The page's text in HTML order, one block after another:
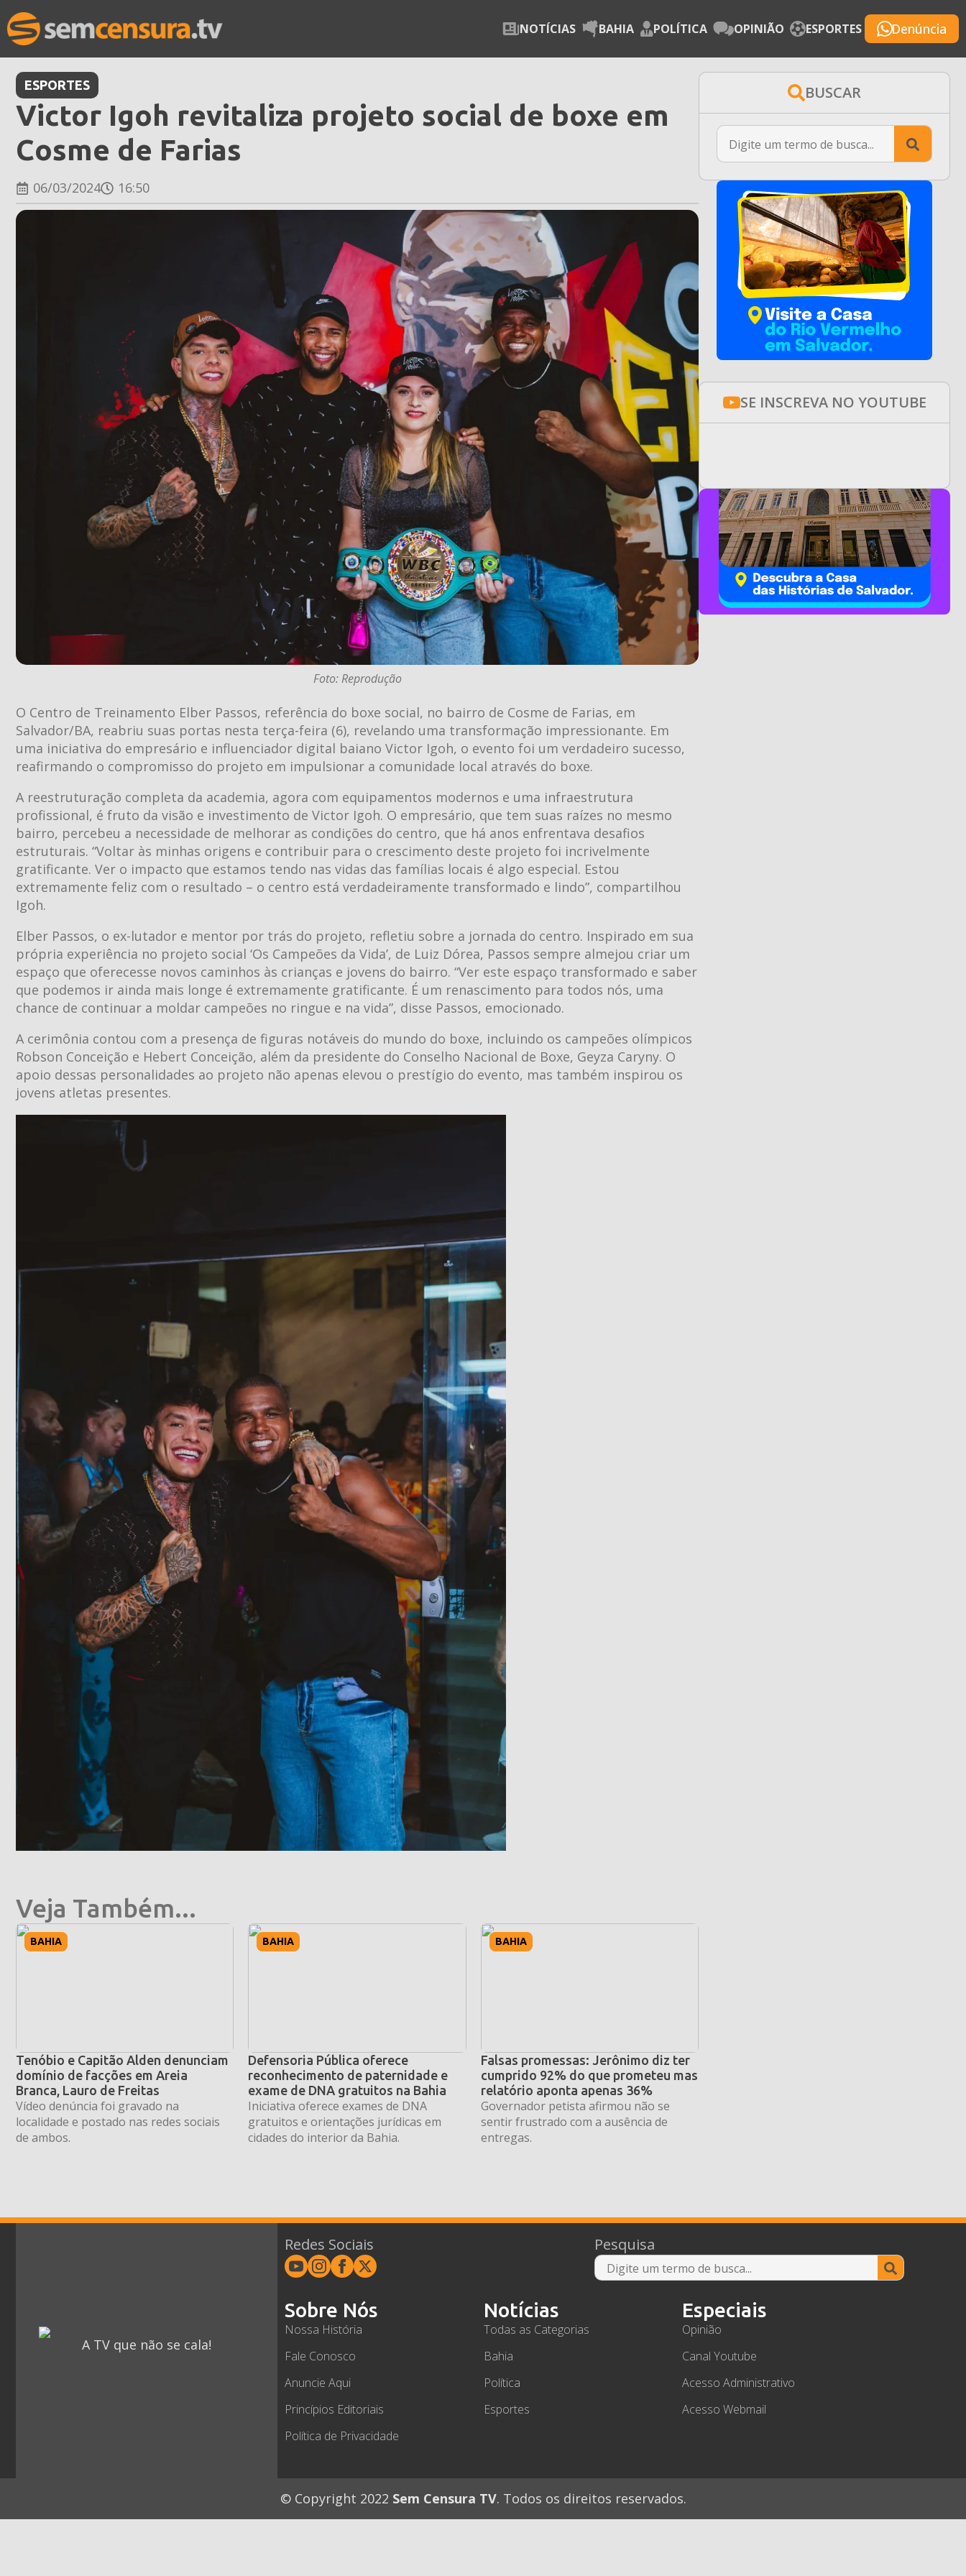
NOTÍCIAS BAHIA POLÍTICA OPINIÃO ESPORTES Denúncia
ESPORTES
Victor Igoh revitaliza projeto social de boxe em
Cosme de Farias
06/03/2024 16:50
Foto: Reprodução
O Centro de Treinamento Elber Passos, referência do boxe social, no bairro de Cosme de Farias, em
Salvador/BA, reabriu suas portas nesta terça-feira (6), revelando uma transformação impressionante. Em
uma iniciativa do empresário e influenciador digital baiano Victor Igoh, o evento foi um verdadeiro sucesso,
reafirmando o compromisso do projeto em impulsionar a comunidade local através do boxe.
A reestruturação completa da academia, agora com equipamentos modernos e uma infraestrutura
profissional, é fruto da visão e investimento de Victor Igoh. O empresário, que tem suas raízes no mesmo
bairro, percebeu a necessidade de melhorar as condições do centro, que há anos enfrentava desafios
estruturais. “Voltar às minhas origens e contribuir para o crescimento deste projeto foi incrivelmente
gratificante. Ver o impacto que estamos tendo nas vidas das famílias locais é algo especial. Estou
extremamente feliz com o resultado – o centro está verdadeiramente transformado e lindo”, compartilhou
Igoh.
Elber Passos, o ex-lutador e mentor por trás do projeto, refletiu sobre a jornada do centro. Inspirado em sua
própria experiência no projeto social ‘Os Campeões da Vida’, de Luiz Dórea, Passos sempre almejou criar um
espaço que oferecesse novos caminhos às crianças e jovens do bairro. “Ver este espaço transformado e saber
que podemos ir ainda mais longe é extremamente gratificante. É um renascimento para todos nós, uma
chance de continuar a moldar campeões no ringue e na vida”, disse Passos, emocionado.
A cerimônia contou com a presença de figuras notáveis do mundo do boxe, incluindo os campeões olímpicos
Robson Conceição e Hebert Conceição, além da presidente do Conselho Nacional de Boxe, Geyza Caryny. O
apoio dessas personalidades ao projeto não apenas elevou o prestígio do evento, mas também inspirou os
jovens atletas presentes.
Veja Também...
BAHIA
Tenóbio e Capitão Alden denunciam
domínio de facções em Areia
Branca, Lauro de Freitas
Vídeo denúncia foi gravado na
localidade e postado nas redes sociais
de ambos.
BAHIA
Defensoria Pública oferece
reconhecimento de paternidade e
exame de DNA gratuitos na Bahia
Iniciativa oferece exames de DNA
gratuitos e orientações jurídicas em
cidades do interior da Bahia.
BAHIA
Falsas promessas: Jerônimo diz ter
cumprido 92% do que prometeu mas
relatório aponta apenas 36%
Governador petista afirmou não se
sentir frustrado com a ausência de
entregas.
BUSCAR
for:
SE INSCREVA NO YOUTUBE
A TV que não se cala!
Redes Sociais Pesquisa
Search
for:
Sobre Nós
Nossa História
Fale Conosco
Anuncie Aqui
Princípios Editoriais
Política de Privacidade
Notícias
Todas as Categorias
Bahia
Política
Esportes
Especiais
Opinião
Canal Youtube
Acesso Administrativo
Acesso Webmail
© Copyright 2022 Sem Censura TV. Todos os direitos reservados.